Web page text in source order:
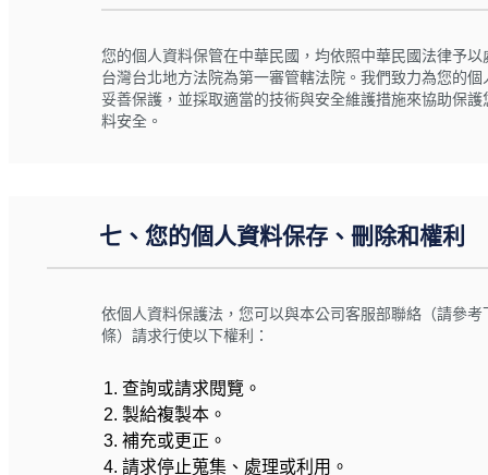
您的個人資料保管在中華民國，均依照中華民國法律予以
台灣台北地方法院為第一審管轄法院。我們致力為您的個
妥善保護，並採取適當的技術與安全維護措施來協助保護
料安全。
七、您的個人資料保存、刪除和權利
依個人資料保護法，您可以與本公司客服部聯絡（請參考
條）請求行使以下權利：
查詢或請求閱覽。
製給複製本。
補充或更正。
請求停止蒐集、處理或利用。